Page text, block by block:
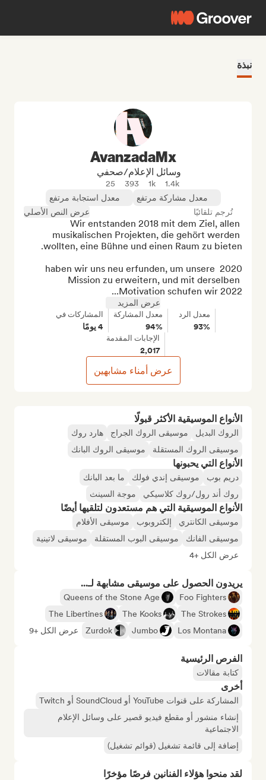
نبذة
الأنواع الموسيقية الأكثر قبولًا
الروك البديل موسيقى الروك الجراج
هارد روك
موسيقى الروك المستقلة
موسيقى الروك البانك
الأنواع التي يحبونها
دريم بوب موسيقى إندي فولك
ما بعد البانك
روك أند رول/روك كلاسيكي
موجة السينث
الأنواع الموسيقية التي هم مستعدون لتلقيها أيضًا
موسيقى الكانتري إلكتروبوب
موسيقى الأفلام
موسيقى الفانك
موسيقى البوب المستقلة
موسيقى لاتينية
عرض الكل +4
يريدون الحصول على موسيقى مشابهة لـ...
Foo Fighters
Queens of the Stone Age
The Strokes
The Kooks
The Libertines
Los Montana
Jumbo
Zurdok عرض الكل +9
الفرص الرئيسية
كتابة مقالات
أخرى
المشاركة على قنوات YouTube أو SoundCloud أو Twitch
إنشاء منشور أو مقطع فيديو قصير على وسائل الإعلام
الاجتماعية
إضافة إلى قائمة تشغيل (قوائم تشغيل)
لقد منحوا هؤلاء الفنانين فرصًا مؤخرًا
AvanzadaMx
وسائل الإعلام/صحفي
1.4k
1k
393
25
معدل مشاركة مرتفع
معدل استجابة مرتفع
تُرجم تلقائيًا
عرض النص الأصلي
Wir entstanden 2018 mit dem Ziel, allen
musikalischen Projekten, die gehört werden
2020 haben wir uns neu erfunden, um unsere
Mission zu erweitern, und mit derselben
Motivation schufen wir 2022...
عرض المزيد
معدل الرد
93%
معدل المشاركة
94%
المشاركات في
4 يومًا
الإجابات المقدمة
2,017
عرض أمناء مشابهين